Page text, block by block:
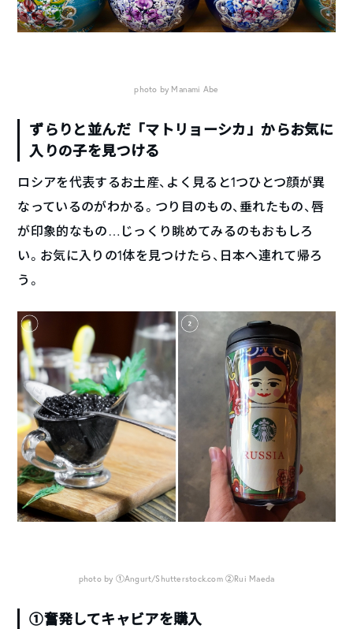
photo by Manami Abe
ずらりと並んだ「マトリョーシカ」からお気に
入りの子を見つける
ロシアを代表するお土産、よく見ると1つひとつ顔が異
なっているのがわかる。つり目のもの、垂れたもの、唇
が印象的なもの…じっくり眺めてみるのもおもしろ
い。お気に入りの1体を見つけたら、日本へ連れて帰ろ
う。
photo by ①Angurt/Shutterstock.com ②Rui Maeda
①奮発してキャビアを購入